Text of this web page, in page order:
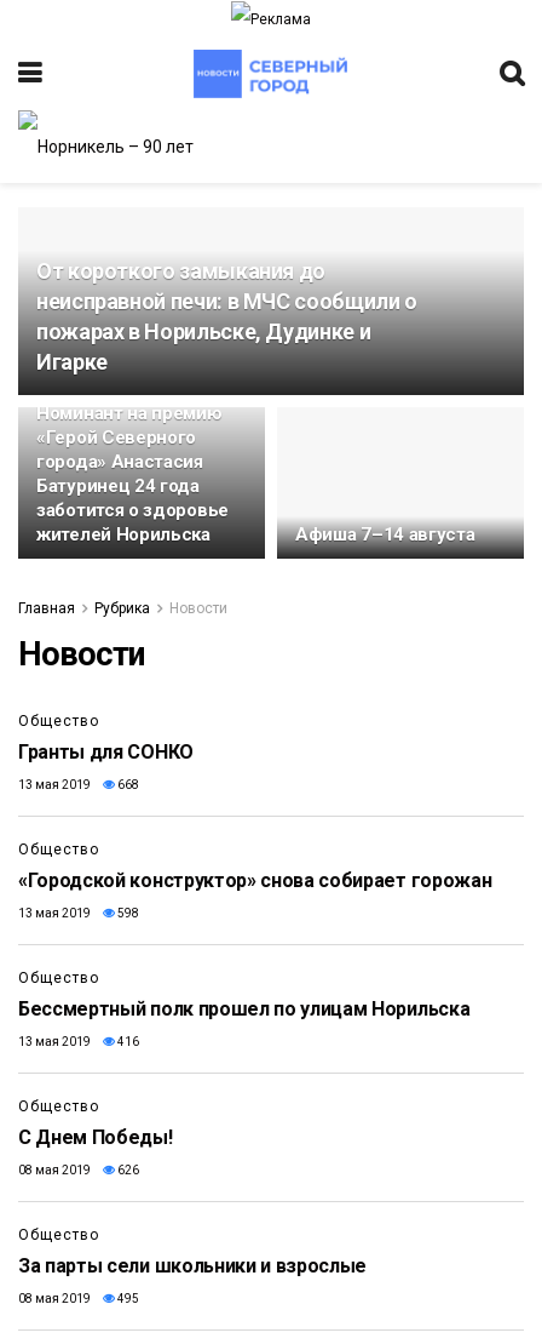
От короткого замыкания до
неисправной печи: в МЧС сообщили о
пожарах в Норильске, Дудинке и
Игарке
Номинант на премию
«Герой Северного
города» Анастасия
Батуринец 24 года
заботится о здоровье
жителей Норильска
Афиша 7–14 августа
Главная Рубрика Новости
Новости
Общество
Гранты для СОНКО
13 мая 2019 668
Общество
«Городской конструктор» снова собирает горожан
13 мая 2019 598
Общество
Бессмертный полк прошел по улицам Норильска
13 мая 2019 416
Общество
С Днем Победы!
08 мая 2019 626
Общество
За парты сели школьники и взрослые
08 мая 2019 495